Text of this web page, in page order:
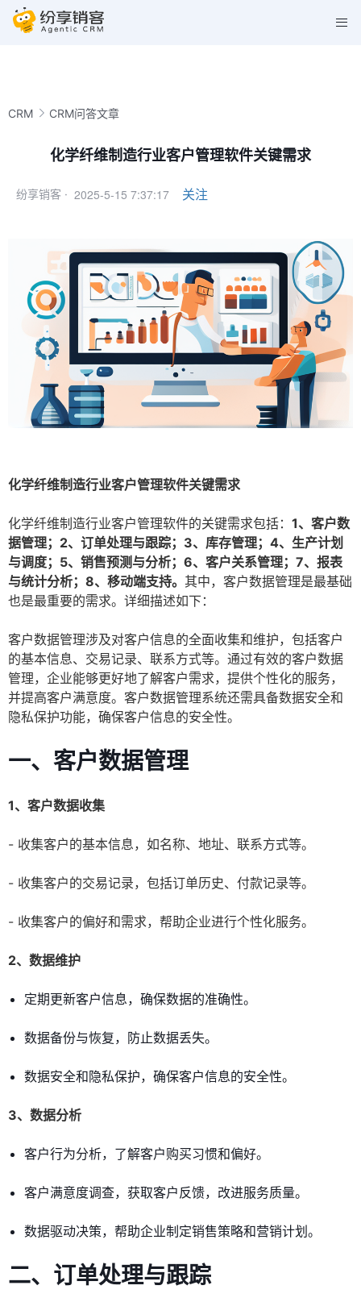
CRM CRM问答文章
化学纤维制造行业客户管理软件关键需求
纷享销客 · 2025-5-15 7:37:17 关注
化学纤维制造行业客户管理软件关键需求
化学纤维制造行业客户管理软件的关键需求包括： 1、客户数
据管理；2、订单处理与跟踪；3、库存管理；4、生产计划
与调度；5、销售预测与分析；6、客户关系管理；7、报表
与统计分析；8、移动端支持。 其中，客户数据管理是最基础
也是最重要的需求。详细描述如下：
客户数据管理涉及对客户信息的全面收集和维护，包括客户
的基本信息、交易记录、联系方式等。通过有效的客户数据
管理，企业能够更好地了解客户需求，提供个性化的服务，
并提高客户满意度。客户数据管理系统还需具备数据安全和
隐私保护功能，确保客户信息的安全性。
一、客户数据管理
1、客户数据收集
- 收集客户的基本信息，如名称、地址、联系方式等。
- 收集客户的交易记录，包括订单历史、付款记录等。
- 收集客户的偏好和需求，帮助企业进行个性化服务。
2、数据维护
定期更新客户信息，确保数据的准确性。
数据备份与恢复，防止数据丢失。
数据安全和隐私保护，确保客户信息的安全性。
3、数据分析
客户行为分析，了解客户购买习惯和偏好。
客户满意度调查，获取客户反馈，改进服务质量。
数据驱动决策，帮助企业制定销售策略和营销计划。
二、订单处理与跟踪